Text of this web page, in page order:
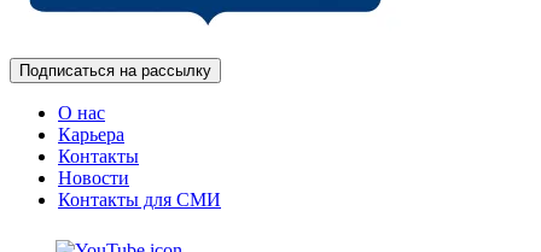
Подписаться на рассылку
О нас
Карьера
Контакты
Новости
Контакты для СМИ